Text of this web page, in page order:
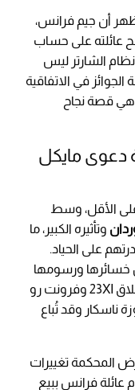
أن جيم فرانس،
عائلته على حساب
نظام الشارتر ليس
في الاتفاقية
هي قصة نجاح
دعوى مايكل
الأقل، وسط
وتأثيره الكبير، ما
على الحياد.
خسائرها ورسومها
القانونية، بينما قد يؤدي فوز ناسكار إلى إغلاق 23XI وفرونت رو
ناسكار وقد تُباع
المحكمة تغييرات
عائلة فرانس ببيع